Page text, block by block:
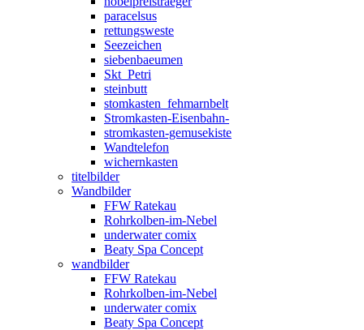
paracelsus
rettungsweste
Seezeichen
siebenbaeumen
Skt_Petri
steinbutt
stomkasten_fehmarnbelt
Stromkasten-Eisenbahn-
stromkasten-gemusekiste
Wandtelefon
wichernkasten
titelbilder
Wandbilder
FFW Ratekau
Rohrkolben-im-Nebel
underwater comix
Beaty Spa Concept
wandbilder
FFW Ratekau
Rohrkolben-im-Nebel
underwater comix
Beaty Spa Concept